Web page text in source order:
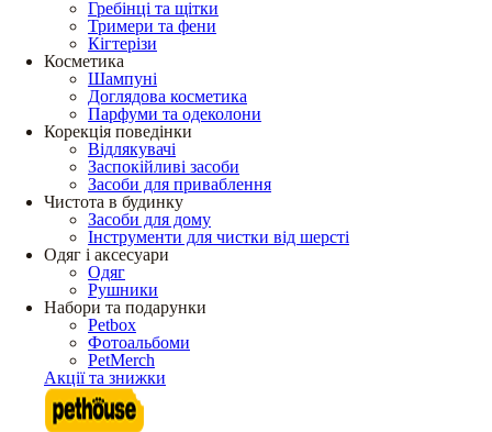
Гребінці та щітки
Тримери та фени
Кігтерізи
Косметика
Шампуні
Доглядова косметика
Парфуми та одеколони
Корекція поведінки
Відлякувачі
Заспокійливі засоби
Засоби для приваблення
Чистота в будинку
Засоби для дому
Інструменти для чистки від шерсті
Одяг і аксесуари
Одяг
Рушники
Набори та подарунки
Petbox
Фотоальбоми
PetMerch
Акції та знижки